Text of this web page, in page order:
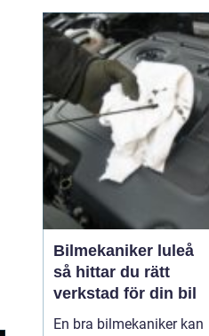
har blivit mycket populär
i sverige eftersom den
kombinerar
hantverksskickl...
Bilmekaniker luleå
så hittar du rätt
verkstad för din bil
En bra bilmekaniker kan